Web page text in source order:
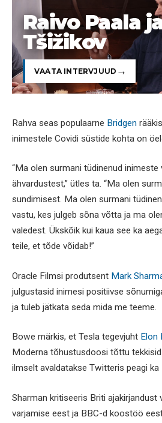
Raivo Paala
Tšižikov
VAATA INTERVJUUD
Rahva seas populaarne Bridgen
inimestele Covidi süstide kohta on
“Ma olen surmani tüdinenud inimeste
ähvardustest,” ütles ta. “Ma olen
sundimisest. Ma olen surmani
vastu, kes julgeb sõna võtta ja ma
valedest. Ükskõik kui kaua see ka
teile, et tõde võidab!”
Oracle Filmsi produtsent Mark
julgustasid inimesi positiivse
ja tuleb jätkata seda mida me teeme.
Bowe märkis, et Tesla tegevjuht Elon
Moderna tõhustusdoosi tõttu
ilmselt avaldatakse Twitteris peagi ka
Sharman kritiseeris Briti ajakirjandust
varjamise eest ja BBC-d koostöö